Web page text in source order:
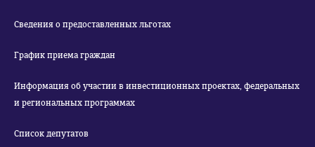
Сведения о предоставленных льготах
График приема граждан
Информация об участии в инвестиционных проектах, федеральных
и региональных программах
Список депутатов